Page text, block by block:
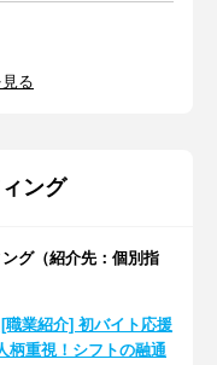
る
ング
グ（紹介先：個別指
[職業紹介] 初バイト応援
柄重視！シフトの融通